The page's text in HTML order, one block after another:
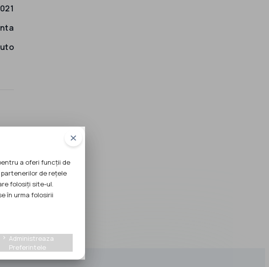
a oferi funcții de
de rețele
folosiți site-ul.
în urma folosirii
keyboard_arrow_right
Administreaza
Preferintele